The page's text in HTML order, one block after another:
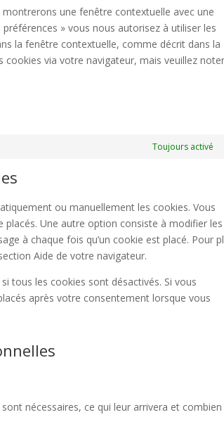
divers
une fenêtre contextuelle avec une
» vous nous autorisez à utiliser les
la fenêtre contextuelle, comme décrit dans la
cookies via votre navigateur, mais veuillez
Toujours activé
ou manuellement les cookies. Vous
Une autre option consiste à modifier les
à chaque fois qu’un cookie est placé. Pour
Aide de votre navigateur.
tous les cookies sont désactivés. Si vous
après votre consentement lorsque vous
nécessaires, ce qui leur arrivera et combien